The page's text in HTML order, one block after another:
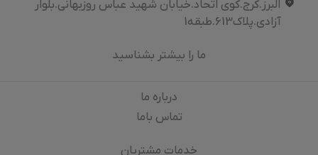
البرز.کرج.کوی اتحاد.خیابان شهید عباس روزبهانی.بلوار
آزادی.پلاک613.طبقه1
ما را بیشتر بشناسید
درباره‌ ما
تماس باما
خدمات مشتریان